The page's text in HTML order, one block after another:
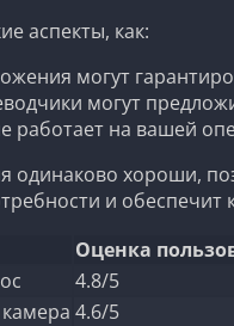
аспекты, как:
могут
могут
работает на вашей
хороши,
и
Оценка
4.8/5
4.6/5